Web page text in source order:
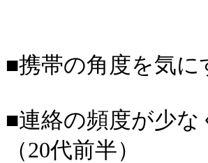
■携帯の角度を気に
■連絡の頻度が少
（20代前半）